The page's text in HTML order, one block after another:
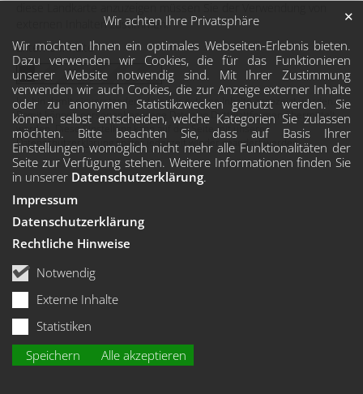
Wir achten Ihre Privatsphäre
Wir möchten Ihnen ein optimales Webseiten-Erlebnis bieten.
Dazu verwenden wir Cookies, die für das Funktionieren
unserer Website notwendig sind. Mit Ihrer Zustimmung
verwenden wir auch Cookies, die zur Anzeige externer Inhalte
oder zu anonymen Statistikzwecken genutzt werden. Sie
können selbst entscheiden, welche Kategorien Sie zulassen
möchten. Bitte beachten Sie, dass auf Basis Ihrer
Einstellungen womöglich nicht mehr alle Funktionalitäten der
Seite zur Verfügung stehen. Weitere Informationen finden Sie
in unserer Datenschutzerklärung.
Notwendig
Externe Inhalte
Statistiken
Speichern
Alle akzeptieren
✕
Impressum
Datenschutzerklärung
Rechtliche Hinweise
externen Inhalten zustimmen.
Externe Inhalte
Ich bin damit einverstanden, dass mir externe Inhalte angezeigt werden.
Damit können personenbezogene Daten an Drittplattformen übermittelt
werden. Diese Einstellung kann auf der Seite mit unserer
Datenschutzerklärung
später jederzeit wieder geändert werden.